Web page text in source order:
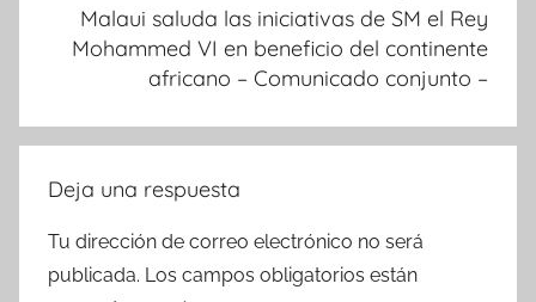
Malaui saluda las iniciativas de SM el Rey
Mohammed VI en beneficio del continente
africano – Comunicado conjunto –
Deja una respuesta
Tu dirección de correo electrónico no será
publicada. Los campos obligatorios están